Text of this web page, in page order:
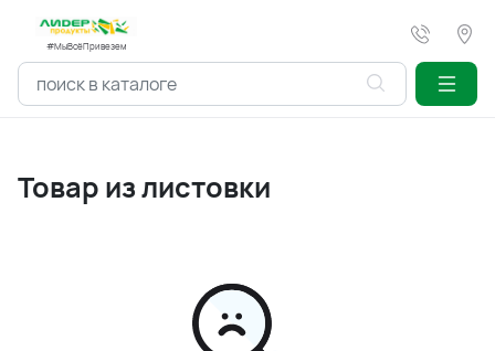
#МыВсёПривезем
Товар из листовки